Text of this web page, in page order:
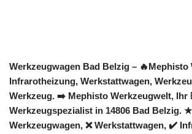
Werkzeugwagen Bad Belzig –
Infrarotheizung, Werkstattwagen,
Werkzeug. ➡️ Mephisto Werkzeugwelt, Ihr
Werkzeugspezialist in 14806 Bad Belzig. ★
Werkzeugwagen, ❌ Werkstattwagen, ✔️